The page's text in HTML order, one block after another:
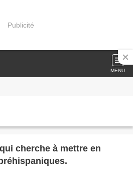
Publicité
MENU
cherche à mettre en